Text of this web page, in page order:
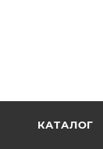
КАТАЛОГ